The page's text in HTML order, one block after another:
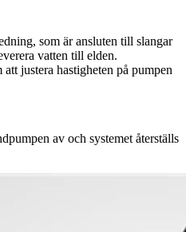
som är ansluten till slangar
vatten till elden.
justera hastigheten på pumpen
av och systemet återställs